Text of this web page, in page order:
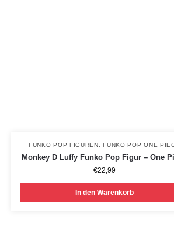
FUNKO POP FIGUREN , FUNKO POP ONE
Monkey D Luffy Funko Pop Figur – One
€22,99
In den Warenkorb